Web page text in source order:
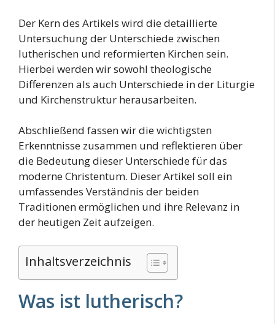
Der Kern des Artikels wird die detaillierte
Untersuchung der Unterschiede zwischen
lutherischen und reformierten Kirchen sein.
Hierbei werden wir sowohl theologische
Differenzen als auch Unterschiede in der Liturgie
und Kirchenstruktur herausarbeiten.
Abschließend fassen wir die wichtigsten
Erkenntnisse zusammen und reflektieren über
die Bedeutung dieser Unterschiede für das
moderne Christentum. Dieser Artikel soll ein
umfassendes Verständnis der beiden
Traditionen ermöglichen und ihre Relevanz in
der heutigen Zeit aufzeigen.
Inhaltsverzeichnis
Was ist lutherisch?